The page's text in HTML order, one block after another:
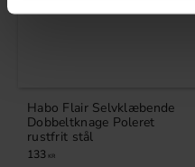
Habo Flair Selvklæbende
Dobbeltknage Poleret
rustfrit stål
133 KR